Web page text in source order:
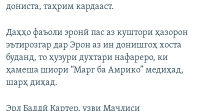
дониста, таҳрим кардааст.
Даҳҳо фаъоли эронӣ пас аз куштори ҳазорон
эътирозгар дар Эрон аз ин донишгоҳ хоста
буданд, то ҳузури духтари нафареро, ки
ҳамеша шиори “Марг ба Амрико” медиҳад,
шарҳ диҳад.
Эрл Баддӣ Картер, узви Маҷлиси